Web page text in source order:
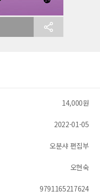
14,000원
2022-01-05
오분샤 편집부
오현숙
9791165217624